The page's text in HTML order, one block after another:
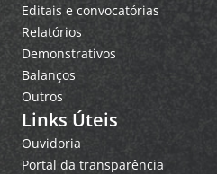
Editais e convocatórias
Relatórios
Demonstrativos
Balanços
Outros
Links Úteis
Ouvidoria
Portal da transparência